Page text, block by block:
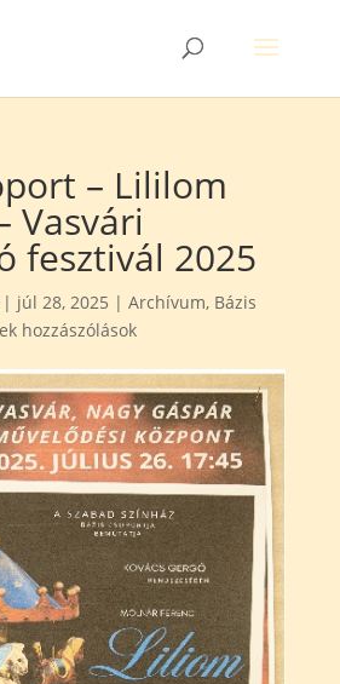
– Lililom
Vasvári
fesztivál 2025
júl 28, 2025 | Archívum, Bázis
hozzászólások